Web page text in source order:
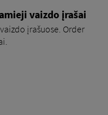
vaizdo įrašai
įrašuose. Order